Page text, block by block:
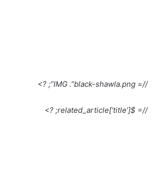
//= IMG .”black-shawla.png”; ?>
//= $related_article[‘title’]; ?>